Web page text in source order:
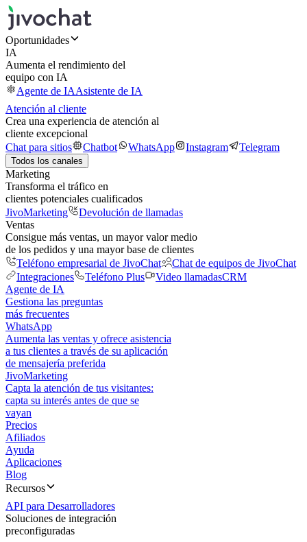
Oportunidades
IA
Aumenta el rendimiento del
equipo con IA
Agente de IAAsistente de IA
Atención al cliente
Crea una experiencia de atención al
cliente excepcional
Chat para sitios
Chatbot WhatsApp Instagram Telegram
Todos los canales
Marketing
Transforma el tráfico en
clientes potenciales cualificados
JivoMarketing
Devolución de llamadas
Ventas
Consigue más ventas, un mayor valor medio
de los pedidos y una mayor base de clientes
Teléfono empresarial de JivoChat
Chat de equipos de JivoChat
Integraciones
Teléfono Plus Video llamadasCRM
Agente de IA
Gestiona las preguntas
más frecuentes
WhatsApp
Aumenta las ventas y ofrece asistencia
a tus clientes a través de su aplicación
de mensajería preferida
JivoMarketing
Capta la atención de tus visitantes:
capta su interés antes de que se
vayan
Precios
Afiliados
Ayuda
Aplicaciones
Blog
Recursos
API para Desarrolladores
Soluciones de integración
preconfiguradas